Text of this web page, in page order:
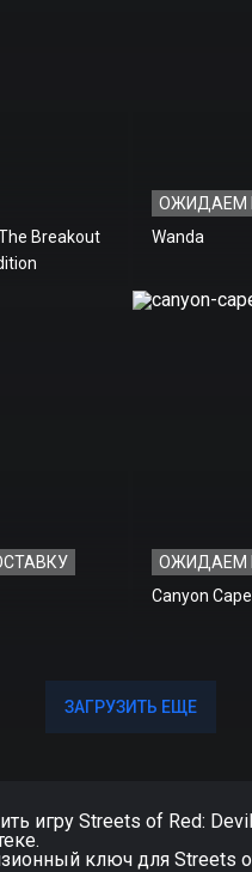
Breakout
ОЖИДАЕМ
Wanda
ОЖИДАЕМ
Canyon
ЗАГРУЗИТЬ ЕЩЕ
ЗАГРУЗИТЬ ЕЩЕ
игру Streets of Red:
ключ для Streets